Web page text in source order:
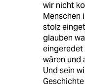
wir nicht
Menschen
stolz
glauben
eingeredet
wären und
Und sein